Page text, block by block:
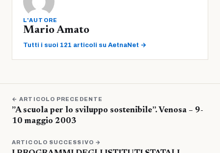
L'AUTORE
Mario Amato
Tutti i suoi 121 articoli su AetnaNet →
← ARTICOLO PRECEDENTE
”A scuola per lo sviluppo sostenibile”. Venosa – 9-
10 maggio 2003
ARTICOLO SUCCESSIVO →